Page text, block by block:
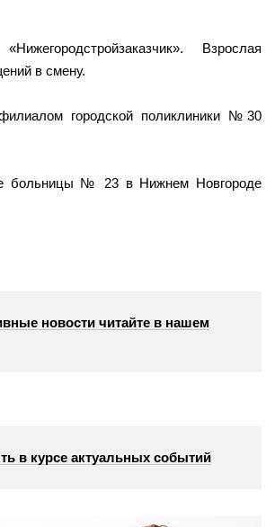
Взрослая
в смену.
городской поликлиники №30
больницы № 23 в Нижнем Новгороде
новости читайте в нашем
в курсе актуальных событий